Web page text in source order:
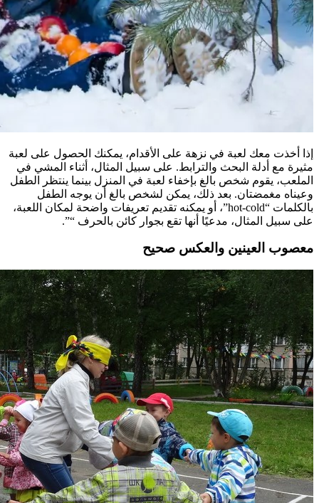
إذا أخذت معك لعبة في نزهة على الأقدام، يمكنك الحصول على لعبة
مثيرة مع أدلة البحث والترابط. على سبيل المثال، أثناء المشي في
الملعب، يقوم شخص بالغ بإخفاء لعبة في المنزل بينما ينتظر الطفل
وعيناه مغمضتان. بعد ذلك، يمكن لشخص بالغ أن يوجه الطفل
بالكلمات “hot-cold”، أو يمكنه تقديم تعريفات واضحة لمكان اللعبة،
على سبيل المثال، مدعيًا أنها تقع بجوار كائن بالحرف “”.
معصوب العينين والعكس صحيح